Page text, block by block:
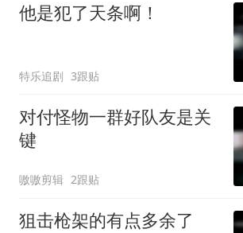
他是犯了天条啊！
特乐追剧 3跟贴
对付怪物一群好队友是关
键
嗷嗷剪辑 2跟贴
狙击枪架的有点多余了